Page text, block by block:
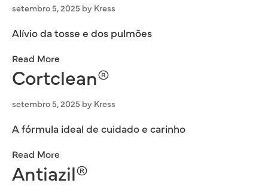
setembro 5, 2025 by Kress
Alívio da tosse e dos pulmões
Read More
Cortclean®
setembro 5, 2025 by Kress
A fórmula ideal de cuidado e carinho
Read More
Antiazil®